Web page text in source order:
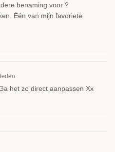
benaming voor ?
Één van mijn favoriete
het zo direct aanpassen Xx